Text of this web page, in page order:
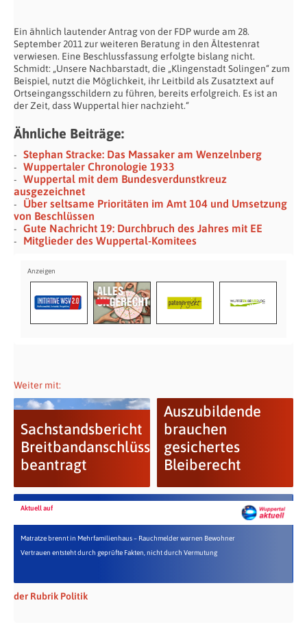
Ein ähnlich lautender Antrag von der FDP wurde am 28.
September 2011 zur weiteren Beratung in den Ältestenrat
verwiesen. Eine Beschlussfassung erfolgte bislang nicht.
Schmidt: „Unsere Nachbarstadt, die „Klingenstadt Solingen“ zum
Beispiel, nutzt die Möglichkeit, ihr Leitbild als Zusatztext auf
Ortseingangsschildern zu führen, bereits erfolgreich. Es ist an
der Zeit, dass Wuppertal hier nachzieht.“
Ähnliche Beiträge:
Stephan Stracke: Das Massaker am Wenzelnberg
Wuppertaler Chronologie 1933
Wuppertal mit dem Bundesverdunstkreuz
ausgezeichnet
Über seltsame Prioritäten im Amt 104 und Umsetzung
von Beschlüssen
Gute Nachricht 19: Durchbruch des Jahres mit EE
Mitglieder des Wuppertal-Komitees
Weiter mit:
Sachstandsbericht
Breitbandanschlüsse
beantragt
Auszubildende
brauchen
gesichertes
Bleiberecht
Aktuell auf
Matratze brennt in Mehrfamilienhaus – Rauchmelder warnen Bewohner
Vertrauen entsteht durch geprüfte Fakten, nicht durch Vermutung
der Rubrik Politik